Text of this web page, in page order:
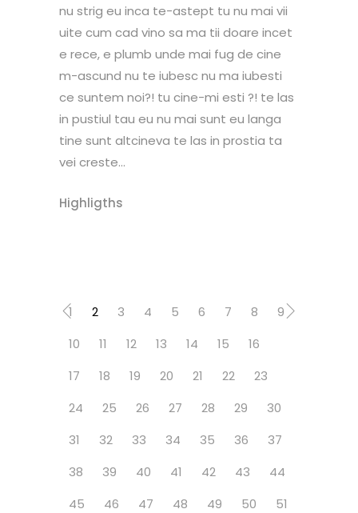
nu strig eu inca te-astept tu nu mai vii
uite cum cad vino sa ma tii doare incet
e rece, e plumb unde mai fug de cine
m-ascund nu te iubesc nu ma iubesti
ce suntem noi?! tu cine-mi esti ?! te las
in pustiul tau eu nu mai sunt eu langa
tine sunt altcineva te las in prostia ta
vei creste...
Highligths
1 2 3 4 5 6 7 8
9
10
11 12 13 14 15
16
17
18 19 20 21 22
23
24
25 26 27 28 29
30
31
32 33 34 35 36
37
38
39 40 41 42 43
44
45
46 47 48 49 50
51